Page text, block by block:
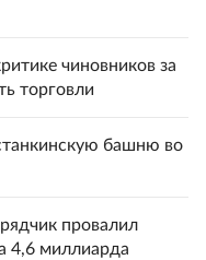
чиновников за
торговли
башню во
провалил
4,6 миллиарда